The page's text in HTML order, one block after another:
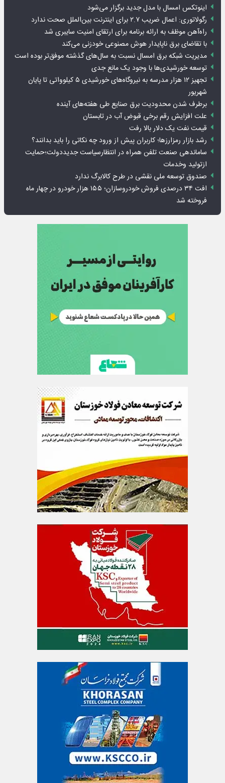
اینوتکس امسال با مدل جدید برگزار می‌شود
رگولاتوری: اعمال ضریب ۲.۷ برای اینترنت بین‌الملل صحت ندارد
راه‌آهن موظف به ارائه برنامه برای ارتقای امنیت سایبری شد
با تقاضای برق ناپایدار هوش مصنوعی خودزنی می‌کند
مدیریت شبکه برق امسال نسبت به سال‌های گذشته موفق‌تر بوده است
توسعه خورشیدی‌ها با وجود یک مانع جدی
تجهیز ۱۲ هزار مدرسه به نیروگاه‌های خورشیدی ۵ کیلوواتی تا پایان
شهریور
برطرف شدن محدودیت‌ برق صنایع طی هفته‌های آینده
علت افزایش رقم برخی قبوض آب در تابستان
قیمت نفت یک دلار بالا رفت
رشد بازار رمزارزها؛ کاربران پیش از ورود چه نکاتی را باید بدانند؟
ساماندهی صنعت تلفن همراه در انتظارسیاست جدیددولت؛حمایت
ازتولید وخدمات
صندوق توسعه ملی نقشی در طرح کالابرگ ندارد
افت ۳۴ درصدی فروش خودروسازان؛ ۱۵۵ هزار خودرو در چهار ماه
فروخته شد